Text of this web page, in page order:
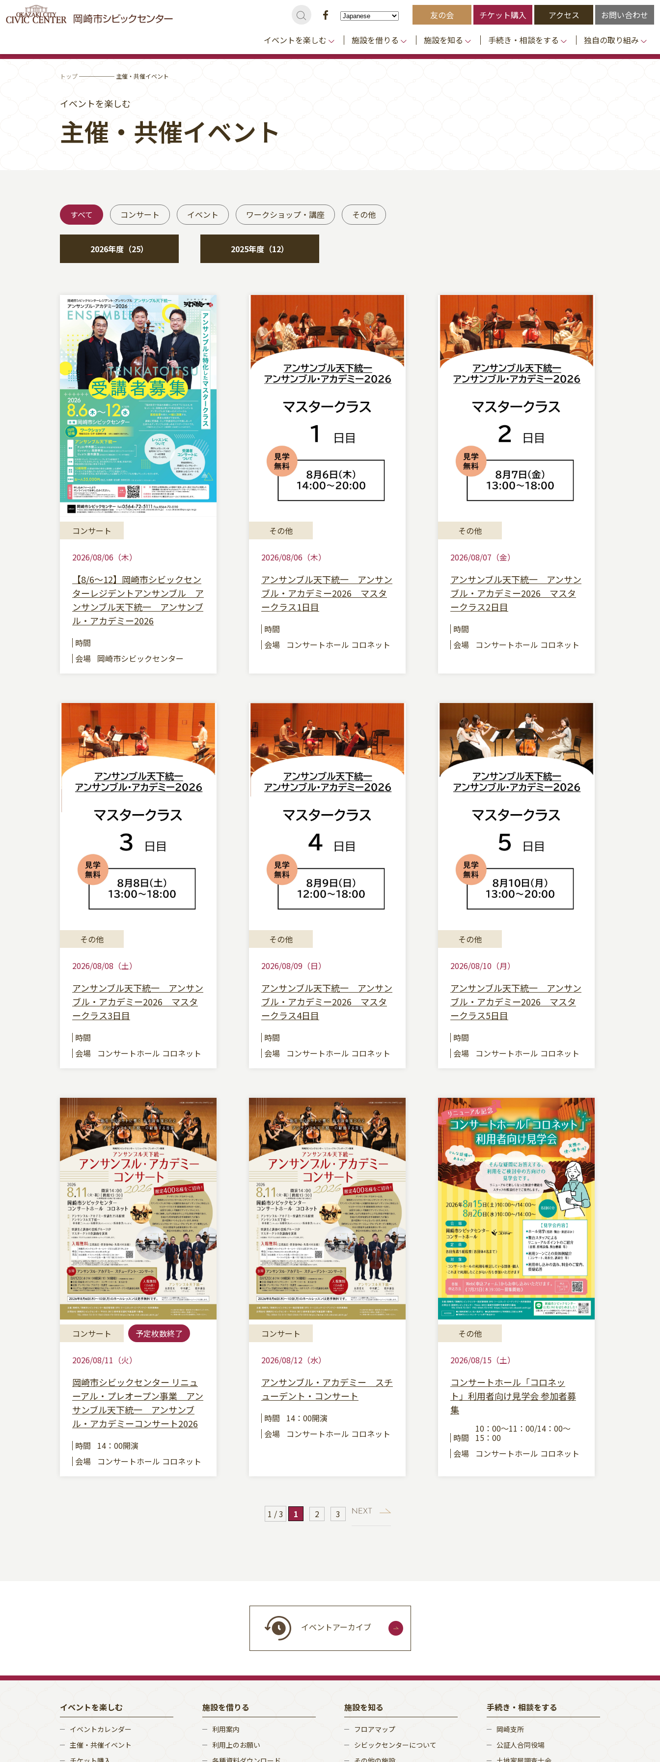
友の会 チケット購入 アクセス お問い合わせ
イベントを楽しむ 施設を借りる 施設を知る 手続き・相談をする 独自の取り組み
トップ────── 主催・共催イベント
イベントを楽しむ
主催・共催イベント
すべて コンサート イベント ワークショップ・講座 その他
2026年度（25） 2025年度（12）
コンサート
2026/08/06（木）
【8/6～12】岡崎市シビックセン
ターレジデントアンサンブル ア
ンサンブル天下統一 アンサンブ
ル・アカデミー2026
時間
会場
岡崎市シビックセンター
その他
2026/08/06（木）
アンサンブル天下統一 アンサン
ブル・アカデミー2026 マスタ
ークラス1日目
時間
会場
コンサートホール コロネット
その他
2026/08/07（金）
アンサンブル天下統一 アンサン
ブル・アカデミー2026 マスタ
ークラス2日目
時間
会場
コンサートホール コロネット
その他
2026/08/08（土）
アンサンブル天下統一 アンサン
ブル・アカデミー2026 マスタ
ークラス3日目
時間
会場
コンサートホール コロネット
その他
2026/08/09（日）
アンサンブル天下統一 アンサン
ブル・アカデミー2026 マスタ
ークラス4日目
時間
会場
コンサートホール コロネット
その他
2026/08/10（月）
アンサンブル天下統一 アンサン
ブル・アカデミー2026 マスタ
ークラス5日目
時間
会場
コンサートホール コロネット
コンサート 予定枚数終了
2026/08/11（火）
岡崎市シビックセンター リニュ
ーアル・プレオープン事業 アン
サンブル天下統一 アンサンブ
ル・アカデミーコンサート2026
時間
14：00開演
会場
コンサートホール コロネット
コンサート
2026/08/12（水）
アンサンブル・アカデミー スチ
ューデント・コンサート
時間
14：00開演
会場
コンサートホール コロネット
その他
2026/08/15（土）
コンサートホール「コロネッ
ト」利用者向け見学会 参加者募
集
時間
10：00～11：00/14：00～
15：00
会場
コンサートホール コロネット
1 / 3 1 2 3
イベントアーカイブ
イベントを楽しむ
イベントカレンダー
主催・共催イベント
施設を借りる
利用案内
利用上のお願い
施設を知る
フロアマップ
シビックセンターについて
手続き・相談をする
岡崎支所
公証人合同役場